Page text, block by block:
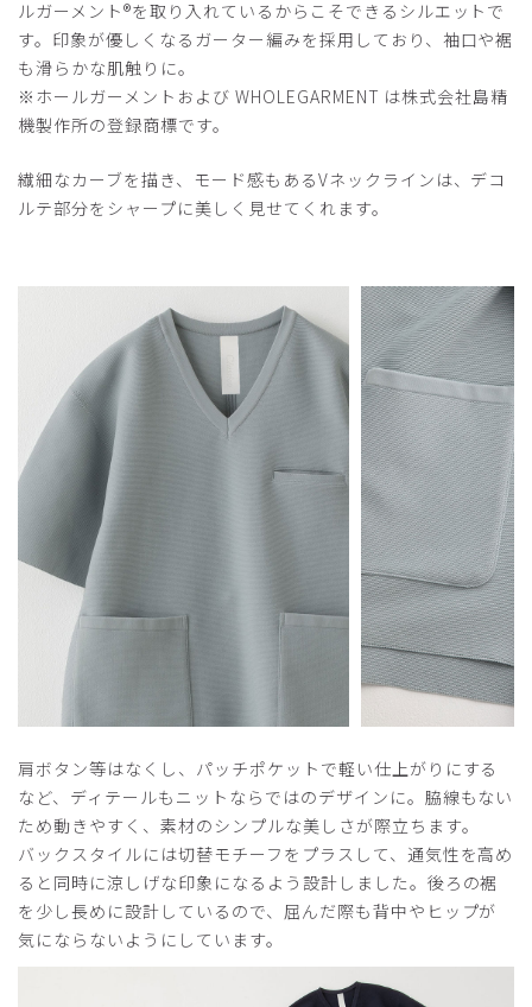
ルガーメント®️を取り入れているからこそできるシルエットで
す。印象が優しくなるガーター編みを採用しており、袖口や裾
も滑らかな肌触りに。
※ホールガーメントおよび WHOLEGARMENT は株式会社島精
機製作所の登録商標です。
繊細なカーブを描き、モード感もあるVネックラインは、デコ
ルテ部分をシャープに美しく見せてくれます。
肩ボタン等はなくし、パッチポケットで軽い仕上がりにする
など、ディテールもニットならではのデザインに。脇線もない
ため動きやすく、素材のシンプルな美しさが際立ちます。
バックスタイルには切替モチーフをプラスして、通気性を高め
ると同時に涼しげな印象になるよう設計しました。後ろの裾
を少し長めに設計しているので、屈んだ際も背中やヒップが
気にならないようにしています。